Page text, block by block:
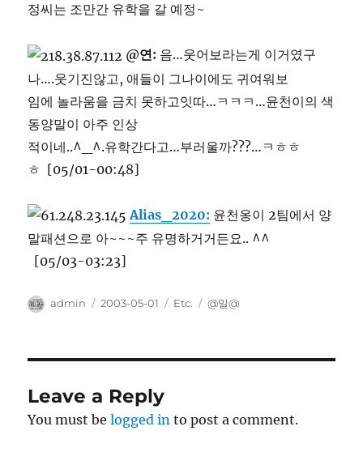
정씨는 조만간 유학을 갈 예정~
@연: 음…웃어보라는게 이거였구
나….웃기진않고, 애들이 그나이에도 귀여워보
임에 놀라움을 금치 못하고잇따…ㅋㅋㅋ…윤천이의 색
동양말이 아주 인상
적이네..^_^.유학간다고…부러울까???…ㅋㅎㅎ
ㅎ [05/01-00:48]
Alias_2020: 윤천옹이 2팀에서 양
말패션으로 아~~~주 유명하거거든요.. ^^
[05/03-03:23]
Author
admin
Posted
2003-05-01 Categories
Etc. Tags
@일@
Leave a Reply
You must belogged in to post a comment.